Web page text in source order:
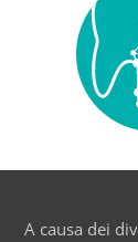
A causa dei